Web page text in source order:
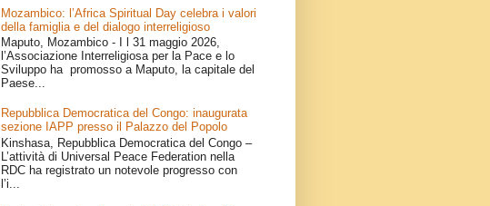
Mozambico: l’Africa Spiritual Day celebra i valori
della famiglia e del dialogo interreligioso
Maputo, Mozambico - I l 31 maggio 2026,
l’Associazione Interreligiosa per la Pace e lo
Sviluppo ha promosso a Maputo, la capitale del
Paese...
Repubblica Democratica del Congo: inaugurata
sezione IAPP presso il Palazzo del Popolo
Kinshasa, Repubblica Democratica del Congo –
L’attività di Universal Peace Federation nella
RDC ha registrato un notevole progresso con
l’i...